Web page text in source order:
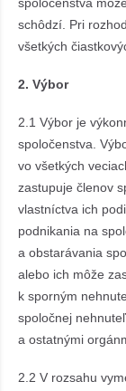
schôdzí. Pri
všetkých
2. Výbor
2.1 Výbor je
spoločenstva.
vo všetkých
zastupuje členov
vlastníctva ich
podnikania na
a obstarávania
alebo ich môže
k sporným
spoločnej
a ostatnými
2.2 V rozsahu